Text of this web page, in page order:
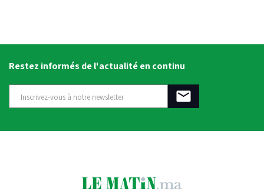
Restez informés de l'actualité en continu